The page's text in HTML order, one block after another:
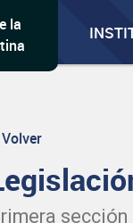
la
Volver
sección